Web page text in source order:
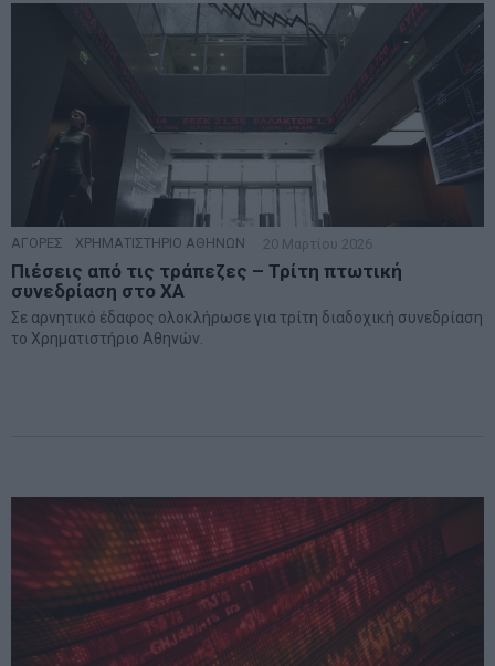
ΑΓΟΡΕΣ ΧΡΗΜΑΤΙΣΤΗΡΙΟ ΑΘΗΝΩΝ 20 Μαρτίου 2026
Πιέσεις από τις τράπεζες – Τρίτη πτωτική
συνεδρίαση στο ΧΑ
Σε αρνητικό έδαφος ολοκλήρωσε για τρίτη διαδοχική συνεδρίαση
το Χρηματιστήριο Αθηνών.